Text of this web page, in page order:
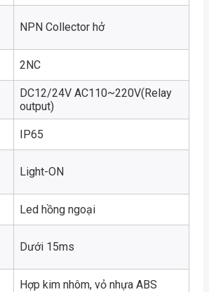
NPN Collector hở
2NC
DC12/24V AC110~220V(Relay
output)
IP65
Light-ON
Led hồng ngoại
Dưới 15ms
Hợp kim nhôm, vỏ nhựa ABS